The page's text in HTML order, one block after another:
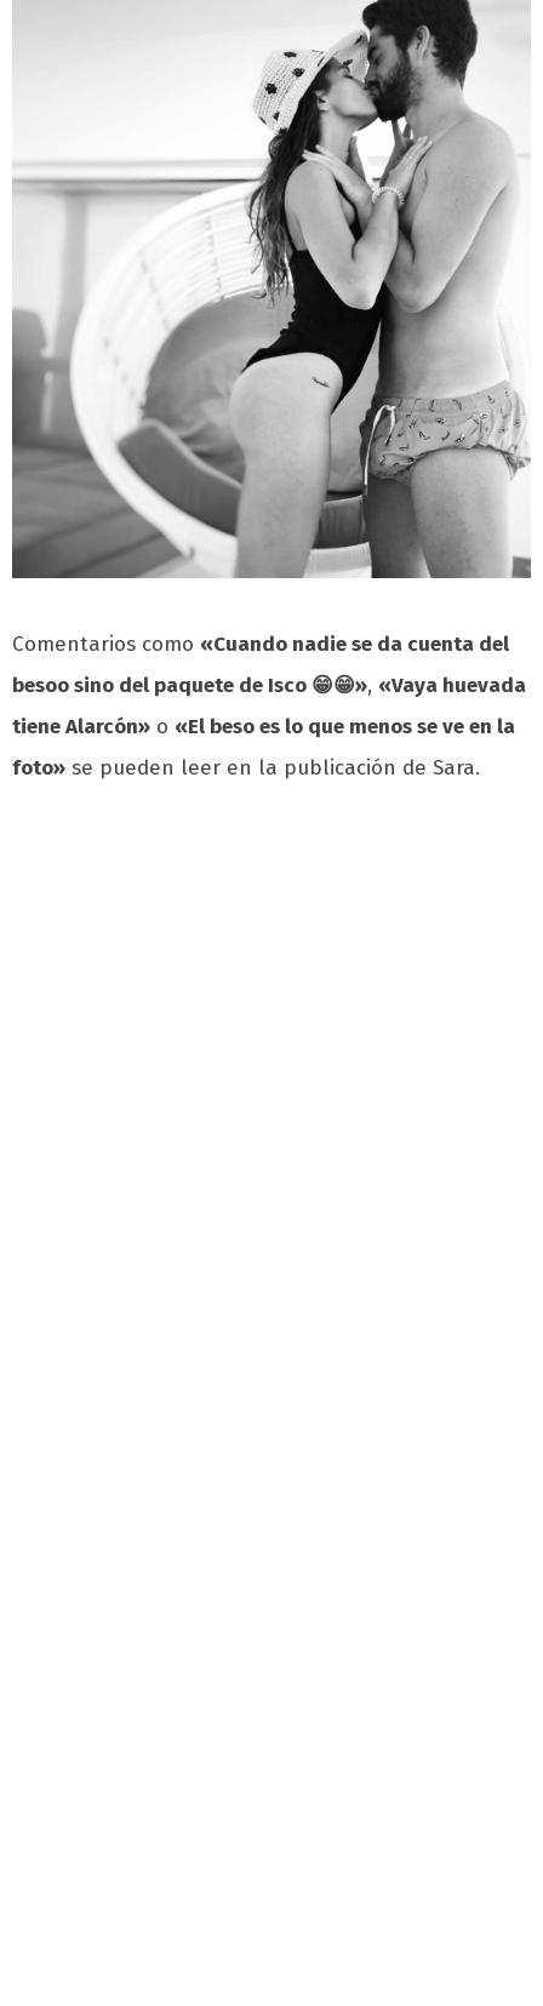
Comentarios como «Cuando nadie se da cuenta del
besoo sino del paquete de Isco 😁😁», «Vaya huevada
tiene Alarcón» o «El beso es lo que menos se ve en la
foto» se pueden leer en la publicación de Sara.